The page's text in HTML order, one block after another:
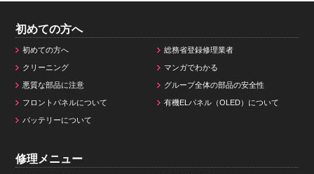
初めての方へ
初めての方へ 総務省登録修理業者
クリーニング マンガでわかる
悪質な部品に注意 グループ全体の部品の安全性
フロントパネルについて 有機ELパネル（OLED）について
バッテリーについて
修理メニュー